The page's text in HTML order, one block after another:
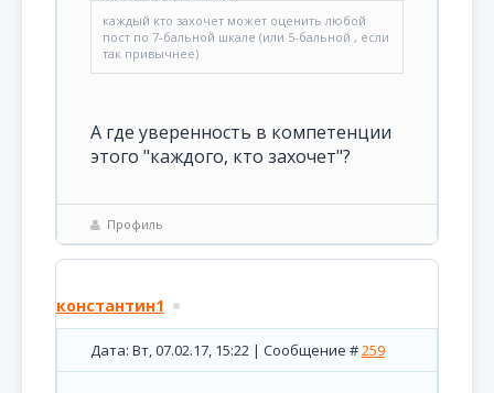
каждый кто захочет может оценить любой
пост по 7-бальной шкале (или 5-бальной , если
так привычнее)
А где уверенность в компетенции
этого "каждого, кто захочет"?
Профиль
константин1
Дата: Вт, 07.02.17, 15:22 | Сообщение #259